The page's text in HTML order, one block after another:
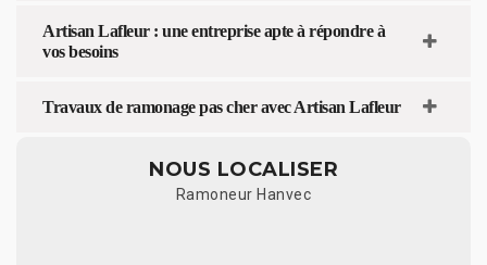
Artisan Lafleur : une entreprise apte à répondre à
vos besoins
Travaux de ramonage pas cher avec Artisan Lafleur
NOUS LOCALISER
Ramoneur Hanvec